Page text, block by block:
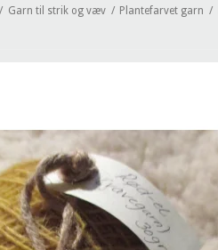
/ Garn til strik og væv / Plantefarvet garn /